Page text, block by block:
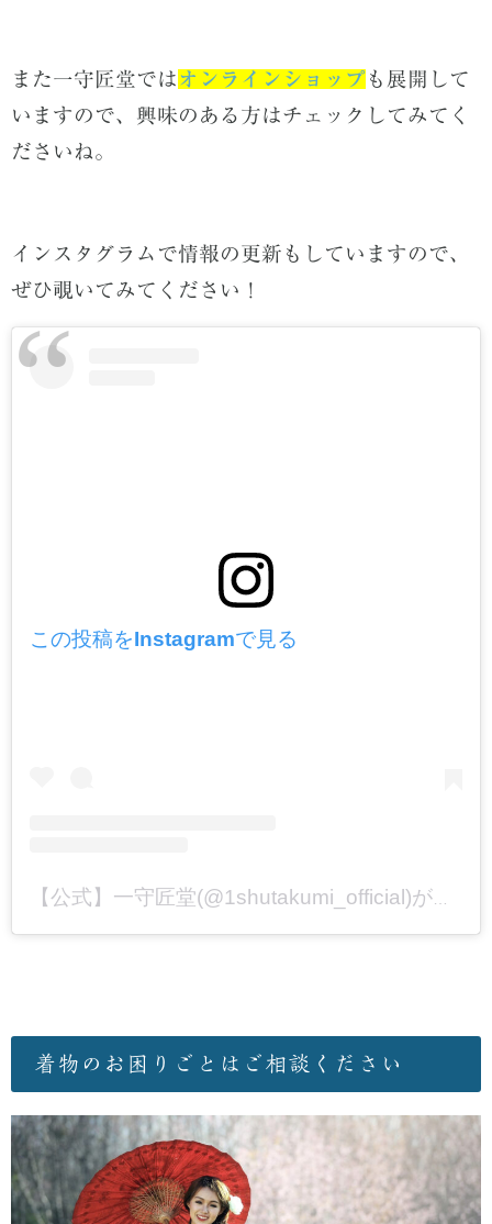
また一守匠堂では オンラインショップ も展開 して
いますので、 興味のある方はチェックしてみてく
ださいね。
インスタグラムで情報の更新もしていますので、
ぜひ覗いてみてください！
この投稿をInstagramで見る
【公式】一守匠堂(@1shutakumi_official)がシェアした投稿
着物のお困りごとはご相談ください